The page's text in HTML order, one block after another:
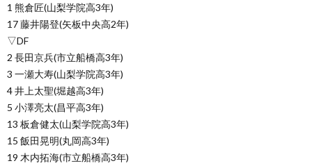
1 熊倉匠(山梨学院高3年)
17 藤井陽登(矢板中央高2年)
▽DF
2 長田京兵(市立船橋高3年)
3 一瀬大寿(山梨学院高3年)
4 井上太聖(堀越高3年)
5 小澤亮太(昌平高3年)
13 板倉健太(山梨学院高3年)
15 飯田晃明(丸岡高3年)
19 木内拓海(市立船橋高3年)